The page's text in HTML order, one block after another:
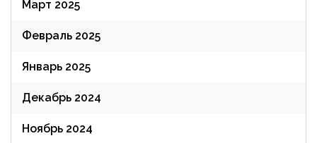
Март 2025
Февраль 2025
Январь 2025
Декабрь 2024
Ноябрь 2024